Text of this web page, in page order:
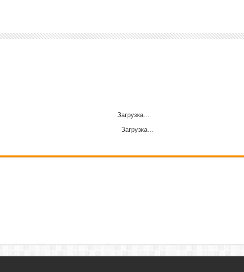
Загрузка...
Загрузка...